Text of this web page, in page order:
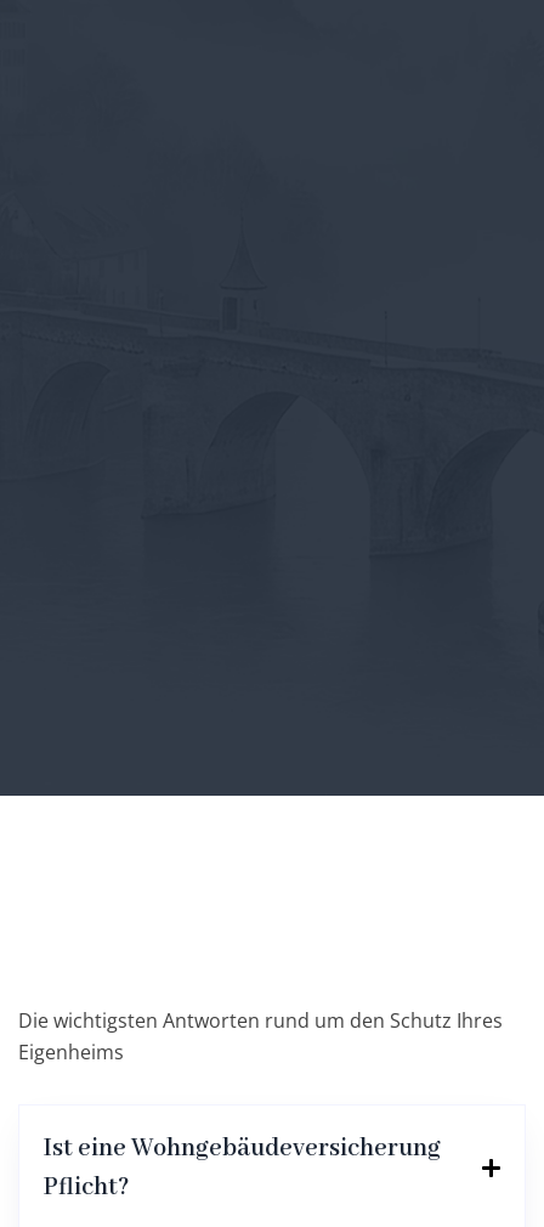
Die wichtigsten Antworten rund um den Schutz Ihres
Eigenheims
Ist eine Wohngebäudeversicherung
Pflicht?